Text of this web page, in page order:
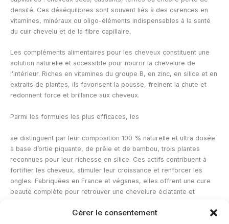
Gérer le consentement
densité. Ces déséquilibres sont souvent liés à des carences en
vitamines, minéraux ou oligo-éléments indispensables à la santé
du cuir chevelu et de la fibre capillaire.
Les compléments alimentaires pour les cheveux constituent une
solution naturelle et accessible pour nourrir la chevelure de
l’intérieur. Riches en vitamines du groupe B, en zinc, en silice et en
extraits de plantes, ils favorisent la pousse, freinent la chute et
redonnent force et brillance aux cheveux.
Parmi les formules les plus efficaces, les
se distinguent par leur composition 100 % naturelle et ultra dosée
à base d’ortie piquante, de prêle et de bambou, trois plantes
reconnues pour leur richesse en silice. Ces actifs contribuent à
fortifier les cheveux, stimuler leur croissance et renforcer les
ongles. Fabriquées en France et véganes, elles offrent une cure
beauté complète pour retrouver une chevelure éclatante et